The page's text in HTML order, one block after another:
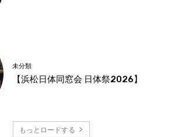
未分類
【浜松日体同窓会 日体祭2026】
もっとロードする